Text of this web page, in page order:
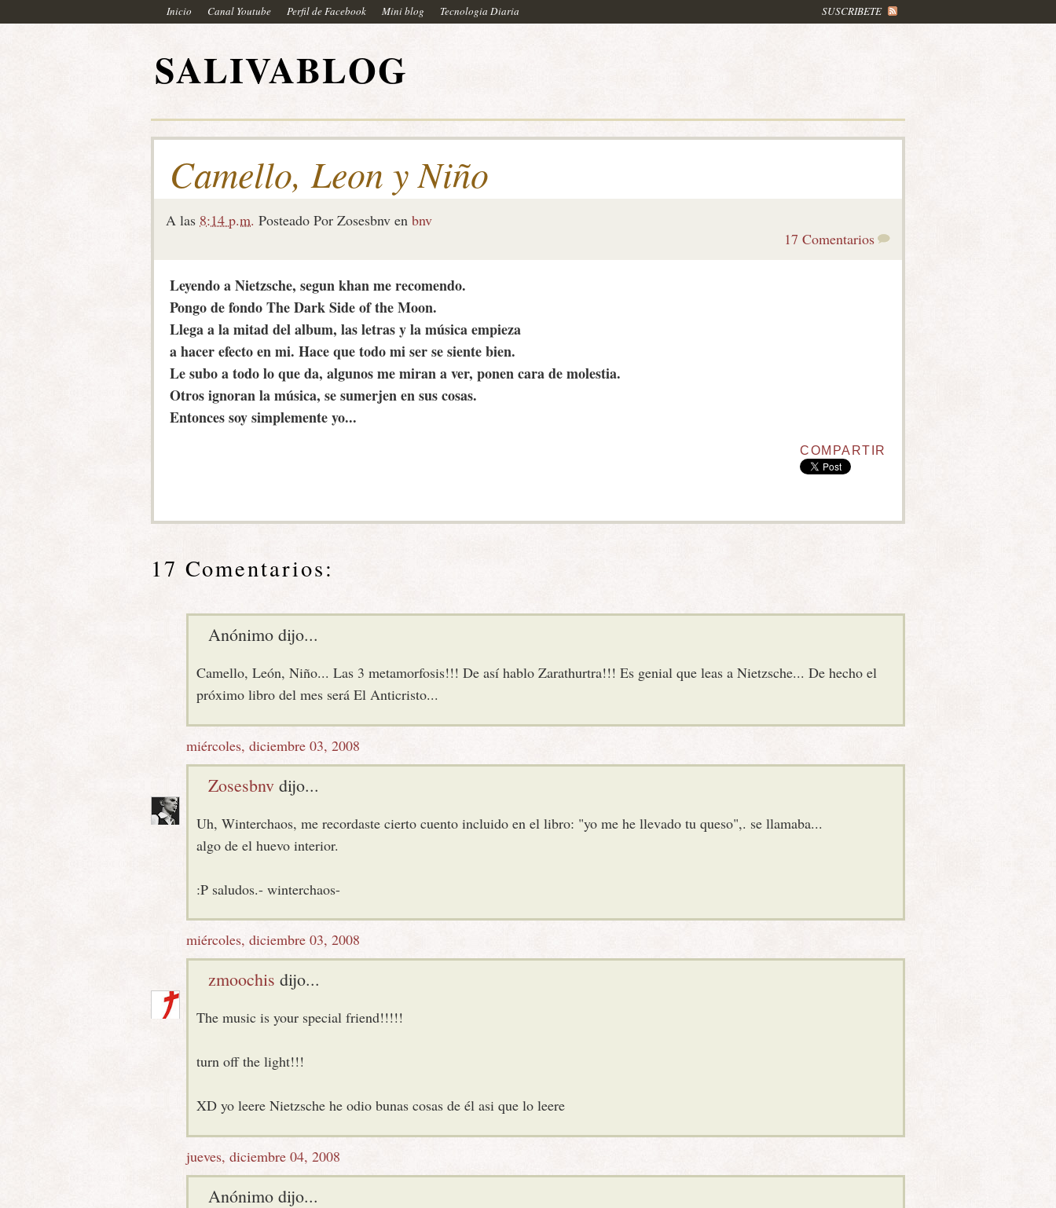
Inicio Canal Youtube Perfil de Facebook Mini blog Tecnologia Diaria SUSCRIBETE
SALIVABLOG
Camello, Leon y Niño
A las 8:14 p.m. Posteado Por Zosesbnv en bnv
17 Comentarios
Leyendo a Nietzsche, segun khan me recomendo.
Pongo de fondo The Dark Side of the Moon.
Llega a la mitad del album, las letras y la música empieza
a hacer efecto en mi. Hace que todo mi ser se siente bien.
Le subo a todo lo que da, algunos me miran a ver, ponen cara de molestia.
Otros ignoran la música, se sumerjen en sus cosas.
Entonces soy simplemente yo...
COMPARTIR
17 Comentarios:
Anónimo dijo...
Camello, León, Niño... Las 3 metamorfosis!!! De así hablo Zarathurtra!!! Es genial que leas a Nietzsche... De hecho el
próximo libro del mes será El Anticristo...
miércoles, diciembre 03, 2008
Zosesbnv dijo...
Uh, Winterchaos, me recordaste cierto cuento incluido en el libro: "yo me he llevado tu queso",. se llamaba...
algo de el huevo interior.
:P saludos.- winterchaos-
miércoles, diciembre 03, 2008
zmoochis dijo...
The music is your special friend!!!!!
turn off the light!!!
XD yo leere Nietzsche he odio bunas cosas de él asi que lo leere
jueves, diciembre 04, 2008
Anónimo dijo...